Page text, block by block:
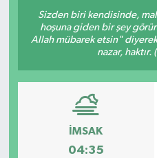
Sizden biri kendisinde,
hoşuna giden bir şey
Allah mübarek etsin"
nazar, haktır.
İMSAK
04:35